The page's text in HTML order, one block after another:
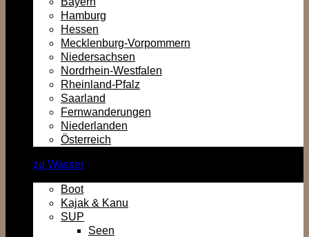
Hamburg
Hessen
Mecklenburg-Vorpommern
Niedersachsen
Nordrhein-Westfalen
Rheinland-Pfalz
Saarland
Fernwanderungen
Niederlanden
Österreich
zu Wasser
Boot
Kajak & Kanu
SUP
Seen